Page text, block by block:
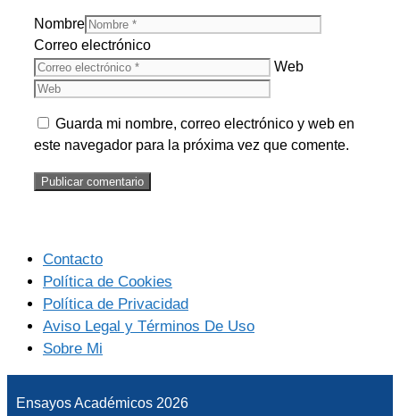
Nombre
Correo electrónico
Web
Guarda mi nombre, correo electrónico y web en
este navegador para la próxima vez que comente.
Contacto
Política de Cookies
Política de Privacidad
Aviso Legal y Términos De Uso
Sobre Mi
Ensayos Académicos 2026